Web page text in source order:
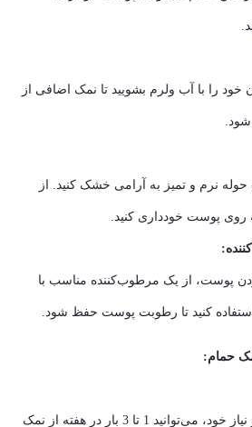
را با آب ولرم بشویید تا نمک اضافی از
حوله نرم و تمیز به آرامی خشک کنید. از
روی پوست خودداری کنید.
پوست، از یک مرطوب‌کننده مناسب با
کنید تا رطوبت پوست حفظ شود.
حمام:
بسته به نوع پوست و نیاز خود، می‌توانید 1 تا 3 بار در هفته از نمک